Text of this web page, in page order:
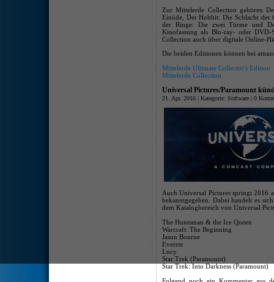
Zur Mittelerde Collection gehören
Einöde, Der Hobbit: Die Schlacht
der Ringe: Die zwei Türme und
Kinofassung als Blu-ray- oder DVD-
Collection auch über digitale Online-
Die beiden Editionen können bei
Mittelerde Ultimate Collector's Edition
Mittelerde Collection
Universal Pictures/Paramount
21. Apr. 2016 | Kategorie: Software | 0
Auch Universal Pictures springt 2016
bekanntgegeben. Dabei handelt es
dem Katalogbereich von Universal
The Huntsman & the Ice Queen
Warcraft: The Beginning
Jason Bourne
Everest
Lucy
Star Trek (Paramount)
Star Trek: Into Darkness (Paramount)